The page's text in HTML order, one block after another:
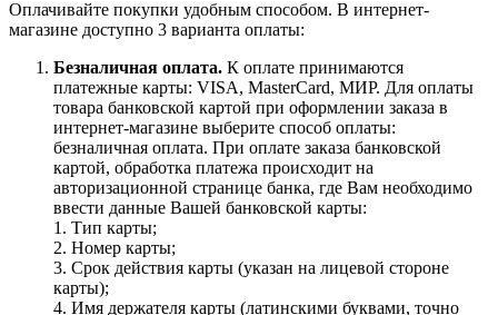
Оплачивайте покупки удобным способом. В интернет-
магазине доступно 3 варианта оплаты:
Безналичная оплата. К оплате принимаются
платежные карты: VISA, MasterCard, МИР. Для оплаты
товара банковской картой при оформлении заказа в
интернет-магазине выберите способ оплаты:
безналичная оплата. При оплате заказа банковской
картой, обработка платежа происходит на
авторизационной странице банка, где Вам необходимо
ввести данные Вашей банковской карты:
1. Тип карты;
2. Номер карты;
3. Срок действия карты (указан на лицевой стороне
карты);
4. Имя держателя карты (латинскими буквами, точно